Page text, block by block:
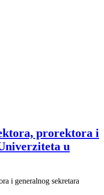
prorektora i
u
i generalnog sekretara